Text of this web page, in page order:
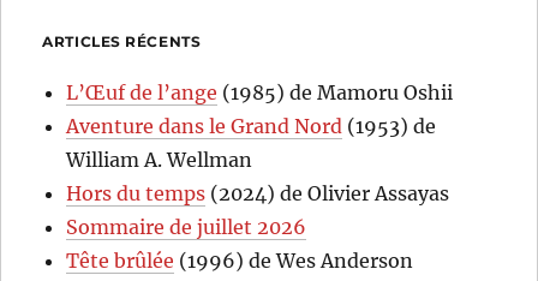
ARTICLES RÉCENTS
L’Œuf de l’ange (1985) de Mamoru Oshii
Aventure dans le Grand Nord (1953) de
William A. Wellman
Hors du temps (2024) de Olivier Assayas
Sommaire de juillet 2026
Tête brûlée (1996) de Wes Anderson